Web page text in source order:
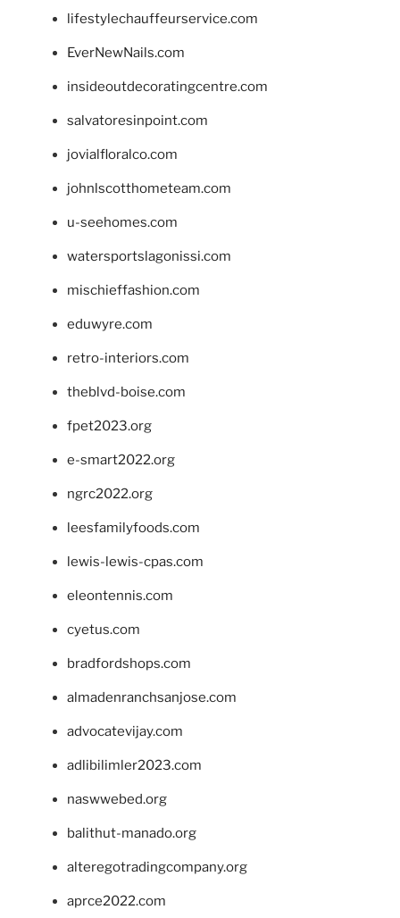
lifestylechauffeurservice.com
EverNewNails.com
insideoutdecoratingcentre.com
salvatoresinpoint.com
jovialfloralco.com
johnlscotthometeam.com
u-seehomes.com
watersportslagonissi.com
mischieffashion.com
eduwyre.com
retro-interiors.com
theblvd-boise.com
fpet2023.org
e-smart2022.org
ngrc2022.org
leesfamilyfoods.com
lewis-lewis-cpas.com
eleontennis.com
cyetus.com
bradfordshops.com
almadenranchsanjose.com
advocatevijay.com
adlibilimler2023.com
naswwebed.org
balithut-manado.org
alteregotradingcompany.org
aprce2022.com